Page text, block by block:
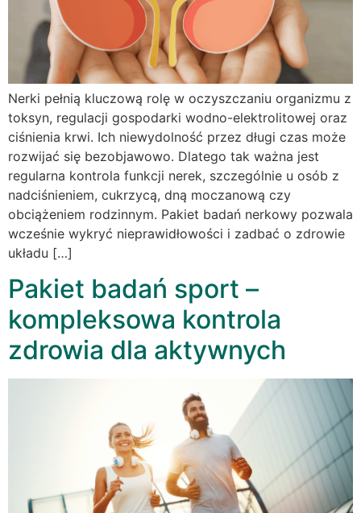
Nerki pełnią kluczową rolę w oczyszczaniu organizmu z
toksyn, regulacji gospodarki wodno-elektrolitowej oraz
ciśnienia krwi. Ich niewydolność przez długi czas może
rozwijać się bezobjawowo. Dlatego tak ważna jest
regularna kontrola funkcji nerek, szczególnie u osób z
nadciśnieniem, cukrzycą, dną moczanową czy
obciążeniem rodzinnym. Pakiet badań nerkowy pozwala
wcześnie wykryć nieprawidłowości i zadbać o zdrowie
układu […]
Pakiet badań sport –
kompleksowa kontrola
zdrowia dla aktywnych